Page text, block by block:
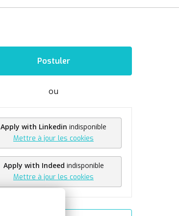
Postuler
ou
Apply with Linkedin indisponible
Mettre à jour les cookies
Apply with Indeed indisponible
Mettre à jour les cookies